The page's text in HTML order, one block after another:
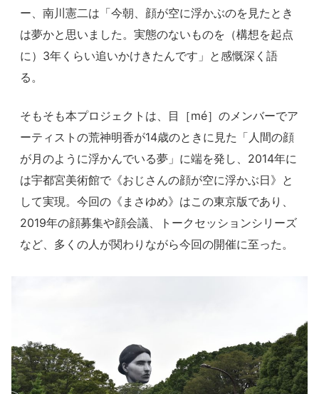
ー、南川憲二は「今朝、顔が空に浮かぶのを見たとき
は夢かと思いました。実態のないものを（構想を起点
に）3年くらい追いかけきたんです」と感慨深く語
る。
そもそも本プロジェクトは、目［mé］のメンバーでア
ーティストの荒神明香が14歳のときに見た「人間の顔
が月のように浮かんでいる夢」に端を発し、2014年に
は宇都宮美術館で《おじさんの顔が空に浮かぶ日》と
して実現。今回の《まさゆめ》はこの東京版であり、
2019年の顔募集や顔会議、トークセッションシリーズ
など、多くの人が関わりながら今回の開催に至った。